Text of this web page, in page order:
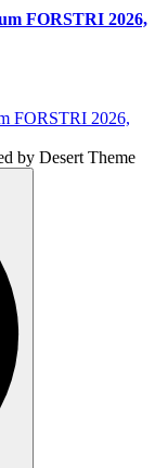
FORSTRI 2026,
by Desert Theme